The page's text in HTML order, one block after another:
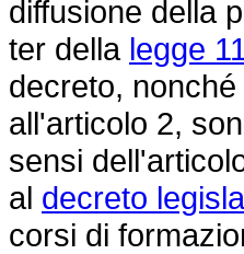
diffusione della
ter della legge
decreto,
all'articolo 2,
sensi
al decreto
corsi di